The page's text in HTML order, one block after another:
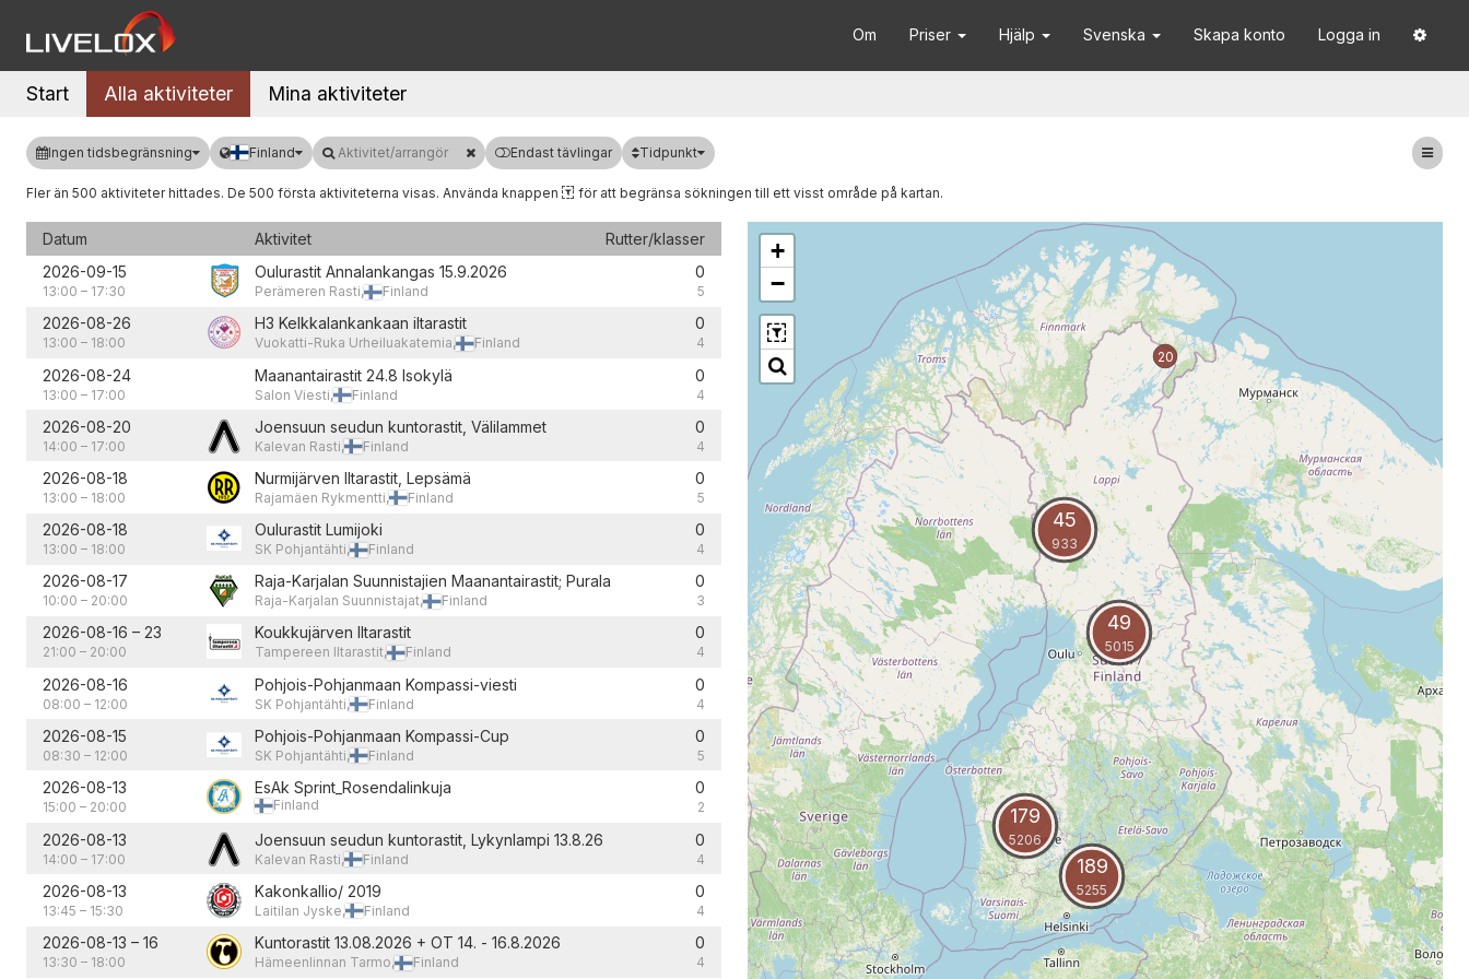
Om Priser Hjälp Svenska Skapa konto Logga in
Start Alla aktiviteter Mina aktiviteter
Ingen tidsbegränsning Finland Aktivitet/arrangör Endast tävlingar Tidpunkt
Fler än 500 aktiviteter hittades. De 500 första aktiviteterna visas. Använda knappen för att begränsa sökningen till ett visst område på kartan.
Datum Aktivitet
Rutter/klasser
2026-09-15
13:00 – 17:30
Oulurastit Annalankangas 15.9.2026
Perämeren Rasti, Finland
0
5
2026-08-26
13:00 – 18:00
H3 Kelkkalankankaan iltarastit
Vuokatti-Ruka Urheiluakatemia, Finland
0
4
2026-08-24
13:00 – 17:00
Maanantairastit 24.8 Isokylä
Salon Viesti, Finland
0
4
2026-08-20
14:00 – 17:00
Joensuun seudun kuntorastit, Välilammet
Kalevan Rasti, Finland
0
4
2026-08-18
13:00 – 18:00
Nurmijärven Iltarastit, Lepsämä
Rajamäen Rykmentti, Finland
0
5
2026-08-18
13:00 – 18:00
Oulurastit Lumijoki
SK Pohjantähti, Finland
0
4
2026-08-17
10:00 – 20:00
Raja-Karjalan Suunnistajien Maanantairastit; Purala
Raja-Karjalan Suunnistajat, Finland
0
3
2026-08-16 – 23
21:00 – 20:00
Koukkujärven Iltarastit
Tampereen Iltarastit, Finland
0
4
2026-08-16
08:00 – 12:00
Pohjois-Pohjanmaan Kompassi-viesti
SK Pohjantähti, Finland
0
4
2026-08-15
08:30 – 12:00
Pohjois-Pohjanmaan Kompassi-Cup
SK Pohjantähti, Finland
0
5
2026-08-13
15:00 – 20:00
EsAk Sprint_Rosendalinkuja
Finland
0
2
2026-08-13
14:00 – 17:00
Joensuun seudun kuntorastit, Lykynlampi 13.8.26
Kalevan Rasti, Finland
0
4
2026-08-13
13:45 – 15:30
Kakonkallio/ 2019
Laitilan Jyske, Finland
0
4
2026-08-13 – 16
13:30 – 18:00
Kuntorastit 13.08.2026 + OT 14. - 16.8.2026
Hämeenlinnan Tarmo, Finland
0
4
20
49
5015
45
933
179
5206
189
5255
+
−